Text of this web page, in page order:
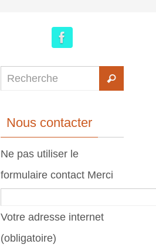
Nous contacter
Ne pas utiliser le
formulaire contact Merci
Votre adresse internet
(obligatoire)